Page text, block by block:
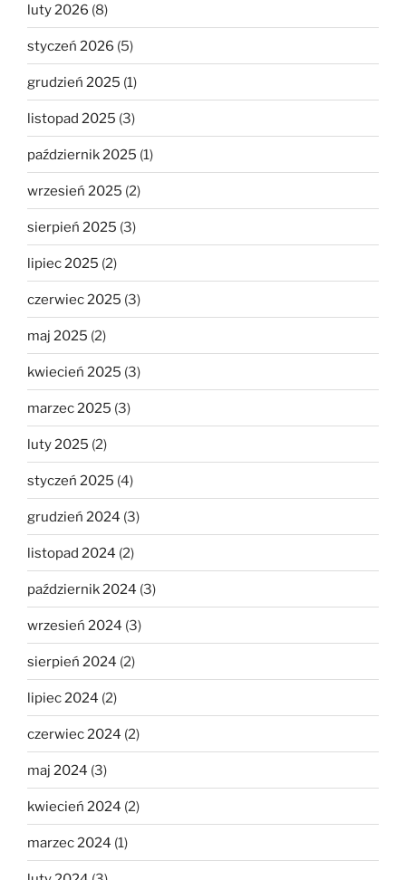
luty 2026 (8)
styczeń 2026 (5)
grudzień 2025 (1)
listopad 2025 (3)
październik 2025 (1)
wrzesień 2025 (2)
sierpień 2025 (3)
lipiec 2025 (2)
czerwiec 2025 (3)
maj 2025 (2)
kwiecień 2025 (3)
marzec 2025 (3)
luty 2025 (2)
styczeń 2025 (4)
grudzień 2024 (3)
listopad 2024 (2)
październik 2024 (3)
wrzesień 2024 (3)
sierpień 2024 (2)
lipiec 2024 (2)
czerwiec 2024 (2)
maj 2024 (3)
kwiecień 2024 (2)
marzec 2024 (1)